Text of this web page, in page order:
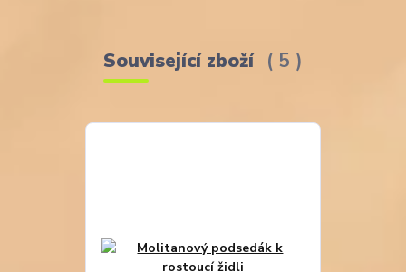
Související zboží 5